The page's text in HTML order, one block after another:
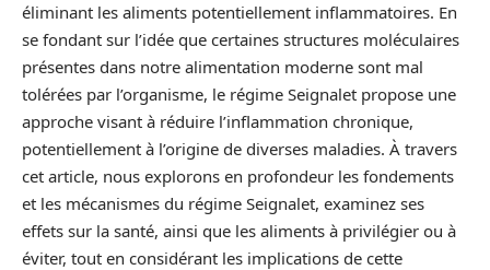
éliminant les aliments potentiellement inflammatoires. En
se fondant sur l’idée que certaines structures moléculaires
présentes dans notre alimentation moderne sont mal
tolérées par l’organisme, le régime Seignalet propose une
approche visant à réduire l’inflammation chronique,
potentiellement à l’origine de diverses maladies. À travers
cet article, nous explorons en profondeur les fondements
et les mécanismes du régime Seignalet, examinez ses
effets sur la santé, ainsi que les aliments à privilégier ou à
éviter, tout en considérant les implications de cette